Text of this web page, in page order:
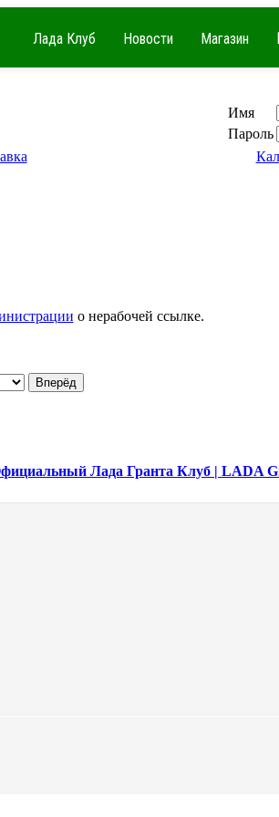
Лада Клуб Новости Магазин
Имя
Пароль
о нерабочей ссылке.
Лада Гранта Клуб | LADA